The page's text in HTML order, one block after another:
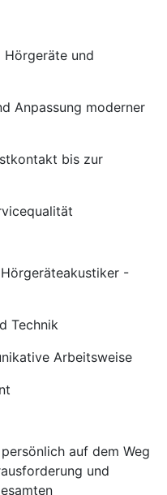
Hörgeräte und
Anpassung moderner
bis zur
-
Technik
Arbeitsweise
auf dem Weg
und